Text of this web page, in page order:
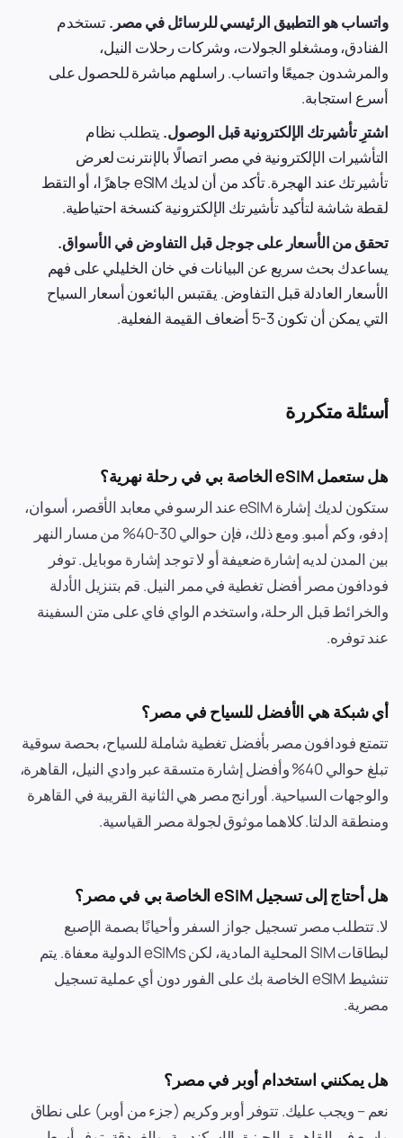
واتساب هو التطبيق الرئيسي للرسائل في مصر.تستخدم
الفنادق، ومشغلو الجولات، وشركات رحلات النيل،
والمرشدون جميعًا واتساب. راسلهم مباشرة للحصول على
أسرع استجابة.
اشترِ تأشيرتك الإلكترونية قبل الوصول. يتطلب نظام
التأشيرات الإلكترونية في مصر اتصالًا بالإنترنت لعرض
تأشيرتك عند الهجرة. تأكد من أن لديك eSIM جاهزًا، أو التقط
لقطة شاشة لتأكيد تأشيرتك الإلكترونية كنسخة احتياطية.
تحقق من الأسعار على جوجل قبل التفاوض في الأسواق.
يساعدك بحث سريع عن البيانات في خان الخليلي على فهم
الأسعار العادلة قبل التفاوض. يقتبس البائعون أسعار السياح
التي يمكن أن تكون 3-5 أضعاف القيمة الفعلية.
أسئلة متكررة
هل ستعمل eSIM الخاصة بي في رحلة نهرية؟
ستكون لديك إشارة eSIM عند الرسو في معابد الأقصر، أسوان،
إدفو، وكم أمبو. ومع ذلك، فإن حوالي 30-40% من مسار النهر
بين المدن لديه إشارة ضعيفة أو لا توجد إشارة موبايل. توفر
فودافون مصر أفضل تغطية في ممر النيل. قم بتنزيل الأدلة
والخرائط قبل الرحلة، واستخدم الواي فاي على متن السفينة
عند توفره.
أي شبكة هي الأفضل للسياح في مصر؟
تتمتع فودافون مصر بأفضل تغطية شاملة للسياح، بحصة سوقية
تبلغ حوالي 40% وأفضل إشارة متسقة عبر وادي النيل، القاهرة،
والوجهات السياحية. أورانج مصر هي الثانية القريبة في القاهرة
ومنطقة الدلتا. كلاهما موثوق لجولة مصر القياسية.
هل أحتاج إلى تسجيل eSIM الخاصة بي في مصر؟
لا. تتطلب مصر تسجيل جواز السفر وأحيانًا بصمة الإصبع
لبطاقات SIM المحلية المادية، لكن eSIMs الدولية معفاة. يتم
تنشيط eSIM الخاصة بك على الفور دون أي عملية تسجيل
مصرية.
هل يمكنني استخدام أوبر في مصر؟
نعم – ويجب عليك. تتوفر أوبر وكريم (جزء من أوبر) على نطاق